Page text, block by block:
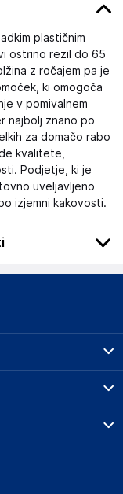
plastičnim
ostrino rezil do 65
z ročajem pa je
ki omogoča
v pomivalnem
najbolj znano po
za domačo rabo
kvalitete,
Podjetje, ki je
uveljavljeno
izjemni kakovosti.
skladnost